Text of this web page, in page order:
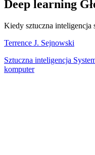
Deep learning
Kiedy sztuczna inteligencja
Terrence J. Sejnowski
Sztuczna inteligencja
komputer